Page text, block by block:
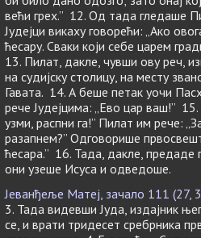
већи грех.” 12. Од тада гледаше
Јудејци викаху говорећи: „Ако
ћесару. Сваки који себе царем
13. Пилат, дакле, чувши ову реч,
на судијску столицу, на месту
Гавата. 14. А беше петак уочи
рече Јудејцима: „Ево цар ваш!”
узми, распни га!” Пилат им рече:
разапнем?” Одговорише
ћесара.” 16. Тада, дакле, предаде
они узеше Исуса и одведоше.
Јеванђеље Матеј, зачало 111 (27,
3. Тада видевши Јуда, издајник
се, и врати тридесет сребрника